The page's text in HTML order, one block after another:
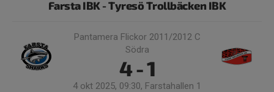
Farsta IBK - Tyresö Trollbäcken IBK
Pantamera Flickor 2011/2012 C
Södra
4 - 1
4 okt 2025, 09:30, Farstahallen 1